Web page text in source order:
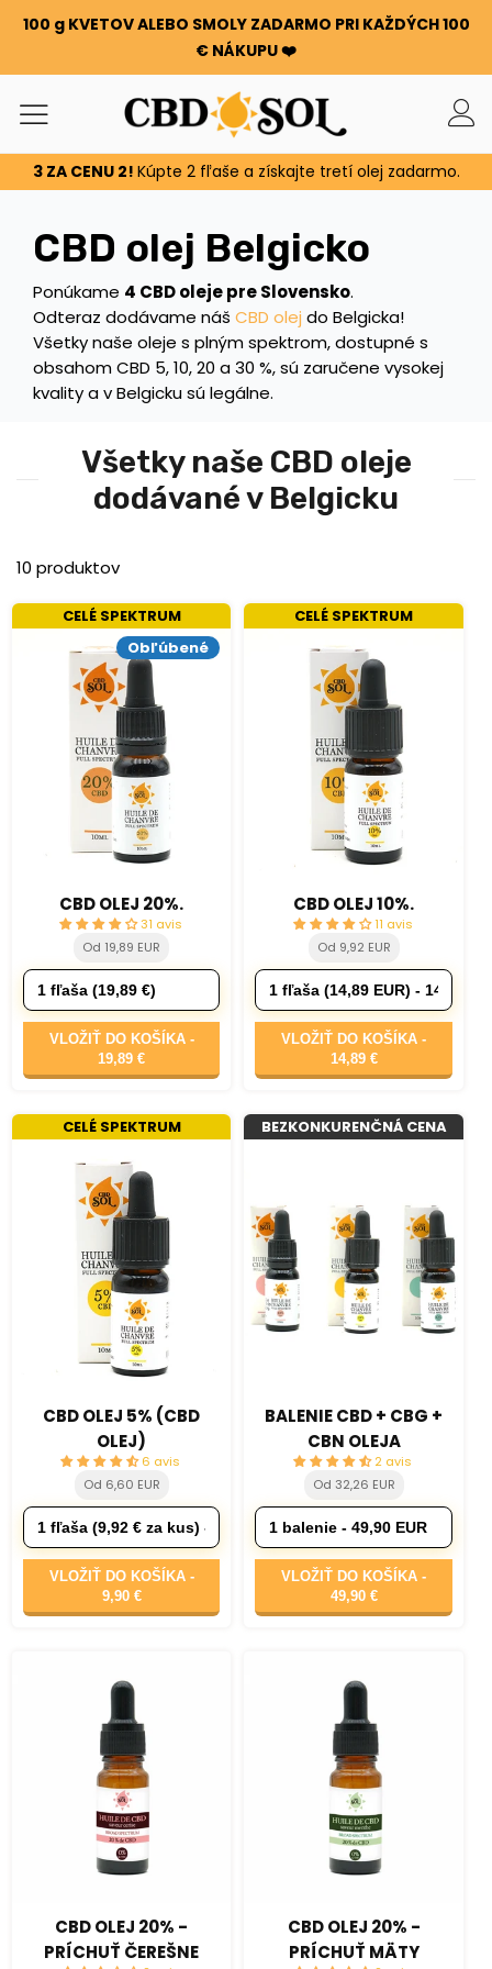
100 g KVETOV ALEBO SMOLY ZADARMO PRI KAŽDÝCH 100
€ NÁKUPU ❤️
3 ZA CENU 2! Kúpte 2 fľaše a získajte tretí olej zadarmo.
CBD olej Belgicko
Ponúkame 4 CBD oleje pre Slovensko.
Odteraz dodávame náš CBD olej do Belgicka!
Všetky naše oleje s plným spektrom, dostupné s
obsahom CBD 5, 10, 20 a 30 %, sú zaručene vysokej
kvality a v Belgicku sú legálne.
Všetky naše CBD oleje
dodávané v Belgicku
10 produktov
CELÉ SPEKTRUM
Obľúbené
CBD OLEJ 20%.
31 avis
Od 19,89 EUR
VLOŽIŤ DO KOŠÍKA -
19,89 €
CELÉ SPEKTRUM
CBD OLEJ 10%.
11 avis
Od 9,92 EUR
VLOŽIŤ DO KOŠÍKA -
14,89 €
CELÉ SPEKTRUM
CBD OLEJ 5% (CBD
OLEJ)
6 avis
Od 6,60 EUR
VLOŽIŤ DO KOŠÍKA -
9,90 €
BEZKONKURENČNÁ CENA
BALENIE CBD + CBG +
CBN OLEJA
2 avis
Od 32,26 EUR
VLOŽIŤ DO KOŠÍKA -
49,90 €
CBD OLEJ 20% -
PRÍCHUŤ ČEREŠNE
CBD OLEJ 20% -
PRÍCHUŤ MÄTY